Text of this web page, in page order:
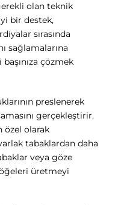
olan teknik
bir destek,
sırasında
sağlamalarına
çözmek
preslenerek
gerçekleştirir.
özel olarak
tabaklardan daha
veya göze
üretmeyi